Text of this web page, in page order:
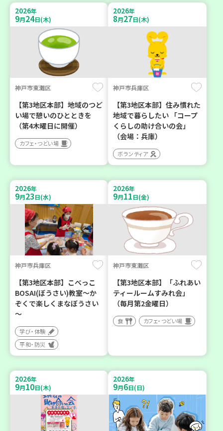
2026年
9月24日(木)
神戸市東灘区
【第3地区本部】地域のつど
い場で憩いのひとときを
（第4木曜日に開催）
カフェ・つどい場
2026年
8月27日(木)
神戸市兵庫区
【第3地区本部】住み慣れた
地域で暮らしたい 「コープ
くらしの助け合いの会」
（会場：兵庫）
ボランティア
2026年
9月23日(水)
神戸市兵庫区
【第3地区本部】こべっこ
BOSAI(ぼうさい)教室～か
ぞくで楽しくまなぼうさい
～
学び・体験
平和・防災
2026年
9月11日(金)
神戸市東灘区
【第3地区本部】「ふれあい
ティールームすみれ会」
（毎月第2金曜日）
食 カフェ・つどい場
2026年
9月10日(木)
2026年
9月6日(日)